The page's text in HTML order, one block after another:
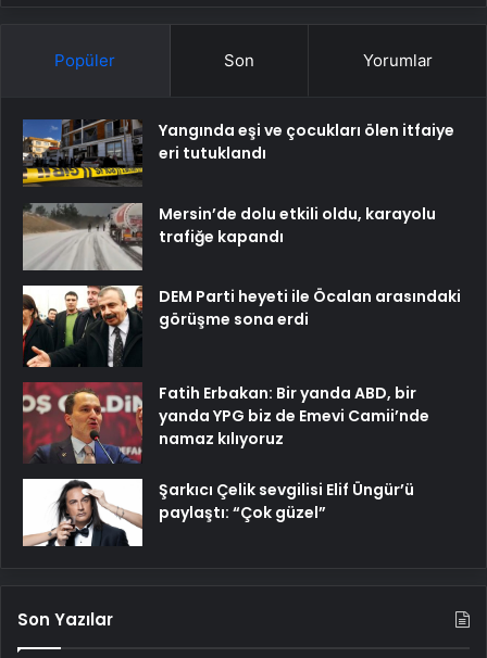
Popüler Son Yorumlar
Yangında eşi ve çocukları ölen itfaiye
eri tutuklandı
Mersin’de dolu etkili oldu, karayolu
trafiğe kapandı
DEM Parti heyeti ile Öcalan arasındaki
görüşme sona erdi
Fatih Erbakan: Bir yanda ABD, bir
yanda YPG biz de Emevi Camii’nde
namaz kılıyoruz
Şarkıcı Çelik sevgilisi Elif Üngür’ü
paylaştı: “Çok güzel”
Son Yazılar